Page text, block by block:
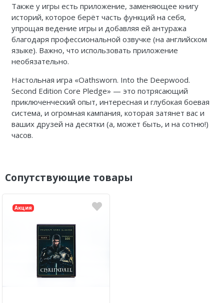
Также у игры есть приложение, заменяющее книгу
историй, которое берёт часть функций на себя,
упрощая ведение игры и добавляя ей антуража
благодаря профессиональной озвучке (на английском
языке). Важно, что использовать приложение
необязательно.
Настольная игра «Oathsworn. Into the Deepwood.
Second Edition Core Pledge» — это потрясающий
приключенческий опыт, интересная и глубокая боевая
система, и огромная кампания, которая затянет вас и
ваших друзей на десятки (а, может быть, и на сотню!)
часов.
Сопутствующие товары
Акция